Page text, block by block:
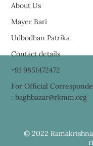
About Us
Mayer Bari
Udbodhan Patrika
Contact details
+91 9851472472
For Official
: baghbazar@rkmm.org
© 2022